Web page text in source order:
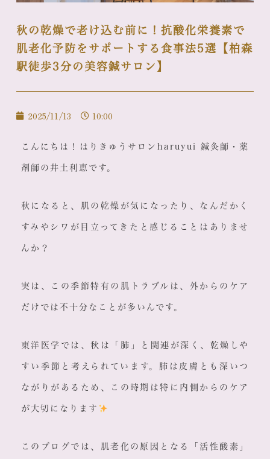
秋の乾燥で老け込む前に！抗酸化栄養素で
肌老化予防をサポートする食事法5選【柏森
駅徒歩3分の美容鍼サロン】
2025/11/13 10:00
こんにちは！はりきゅうサロンharuyui 鍼灸師・薬
剤師の井土利恵です。
秋になると、肌の乾燥が気になったり、なんだかく
すみやシワが目立ってきたと感じることはありませ
んか？
実は、この季節特有の肌トラブルは、外からのケア
だけでは不十分なことが多いんです。
東洋医学では、秋は「肺」と関連が深く、乾燥しや
すい季節と考えられています。肺は皮膚とも深いつ
ながりがあるため、この時期は特に内側からのケア
が大切になります
このブログでは、肌老化の原因となる「活性酸素」